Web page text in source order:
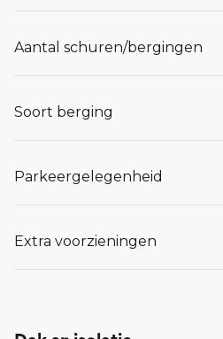
Aantal schuren/bergingen
Soort berging
Parkeergelegenheid
Extra voorzieningen